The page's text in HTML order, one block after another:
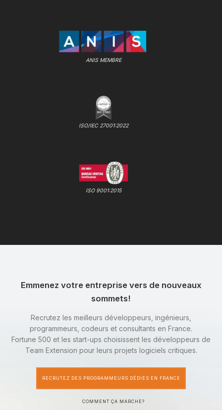
ANIS MEMBRE
ISO/IEC 27001:2022
ISO 9001:2015
Emmenez votre entreprise vers de nouveaux
sommets!
Recrutez les meilleurs développeurs, ingénieurs,
programmeurs, codeurs et consultants en France.
Fortune 500 et les start-ups choisissent les développeurs de
Team Extension pour leurs projets logiciels critiques.
RECRUTEZ DES PROGRAMMEURS DÉDIÉS EN FRANCE
COMMENT ÇA MARCHE?